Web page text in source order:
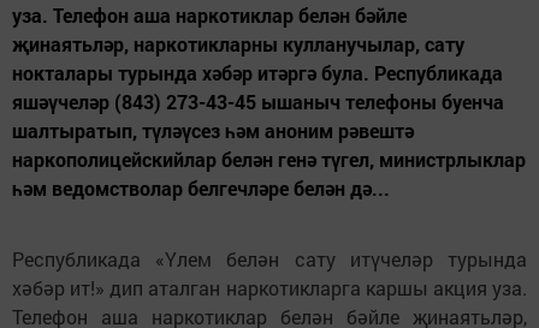
уза. Телефон аша наркотиклар белән бәйле
җинаятьләр, наркотикларны кулланучылар, сату
нокталары турында хәбәр итәргә була. Республикада
яшәүчеләр (843) 273-43-45 ышаныч телефоны буенча
шалтыратып, түләүсез һәм аноним рәвештә
наркополицейскийлар белән генә түгел, министрлыклар
һәм ведомстволар белгечләре белән дә...
Республикада «Үлем белән сату итүчеләр турында
хәбәр ит!» дип аталган наркотикларга каршы акция уза.
Телефон аша наркотиклар белән бәйле җинаятьләр,